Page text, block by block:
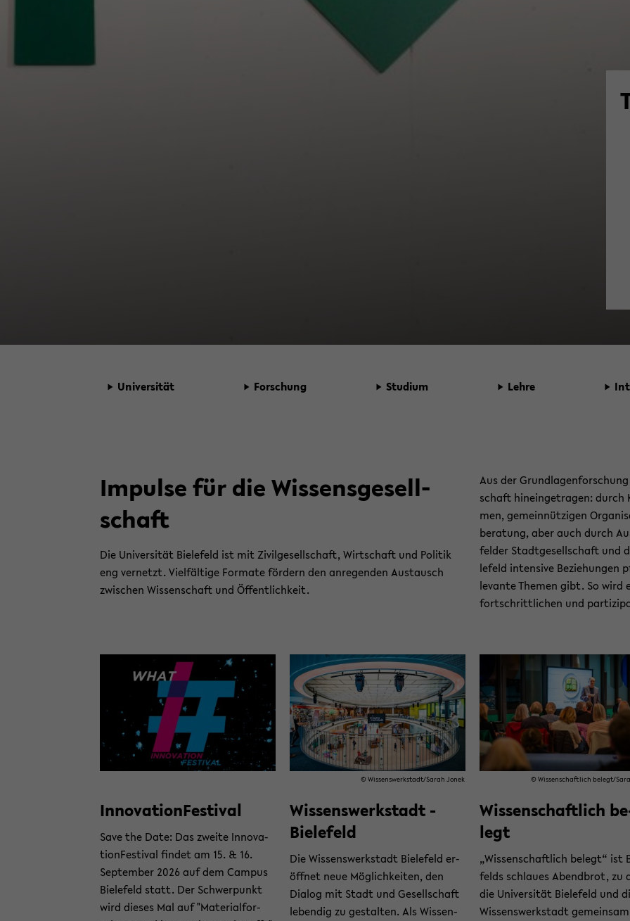
Uni­ver­si­tät For­schung Stu­di­um Lehre
Im­pul­se für die Wis­sens­ge­sell­
schaft
Die Uni­ver­si­tät Bie­le­feld ist mit Zi­vil­ge­sell­schaft, Wirt­schaft und Po­li­tik
eng ver­netzt. Viel­fäl­ti­ge For­ma­te för­dern den an­re­gen­den Aus­tausch
zwi­schen Wis­sen­schaft und Öf­fent­lich­keit.
​Aus der
schaft hin­ein­ge­tra­gen:
men, ge­mein­nüt­zi­gen
be­ra­tung, aber auch durch
fel­der Stadt­ge­sell­schaft und
le­feld in­ten­si­ve
le­van­te The­men gibt. So
fort­schritt­li­chen und
In­no­va­ti­on­Fes­ti­val
Save the Date: Das zwei­te In­no­va­
ti­on­Fes­ti­val fin­det am 15. & 16.
Sep­tem­ber 2026 auf dem Cam­pus
Bie­le­feld statt. Der Schwer­punkt
wird die­ses Mal auf "Ma­te­ri­al­for­
© Wis­sens­werk­stadt/Sarah Jonek
Wissenswerkstadt ­
Bielefeld
Die Wis­sens­werk­stadt Bie­le­feld er­
öff­net neue Mög­lich­kei­ten, den
Dia­log mit Stadt und Ge­sell­schaft
le­ben­dig zu ge­stal­ten. Als Wis­sen­
© Wis­sen­schaft­lich be­legt/
Wis­sen­schaft­lich
legt
„Wis­sen­schaft­lich be­legt“ ist
felds schlau­es Abend­brot, zu
die Uni­ver­si­tät Bie­le­feld und
Wis­sens­werk­stadt